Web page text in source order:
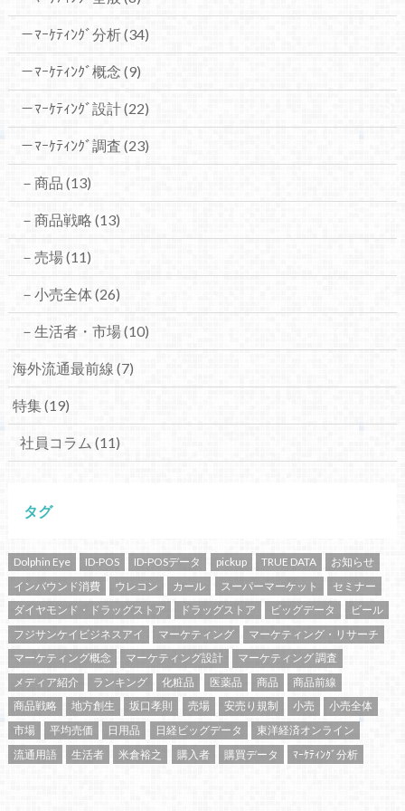
－ﾏｰｹﾃｨﾝｸﾞ分析(34)
－ﾏｰｹﾃｨﾝｸﾞ概念 (9)
－ﾏｰｹﾃｨﾝｸﾞ設計(22)
－ﾏｰｹﾃｨﾝｸﾞ調査 (23)
－商品 (13)
－商品戦略 (13)
－売場(11)
－小売全体(26)
－生活者・市場(10)
海外流通最前線 (7)
特集(19)
社員コラム (11)
タグ
Dolphin Eye ID-POS ID-POSデータ pickup TRUE DATA
お知らせ
インバウンド消費
ウレコン カール スーパーマーケット
セミナー
ダイヤモンド・ドラッグストア
ドラッグストア ビッグデータ
ビール
フジサンケイビジネスアイ
マーケティング
マーケティング・リサーチ
マーケティング概念
マーケティング設計
マーケティング 調査
メディア紹介
ランキング 化粧品 医薬品 商品
商品前線
商品戦略
地方創生 坂口孝則 売場 安売り規制 小売
小売全体
市場
平均売価 日用品 日経ビッグデータ
東洋経済オンライン
流通用語
生活者 米倉裕之 購入者 購買データ ﾏｰｹﾃｨﾝｸﾞ分析